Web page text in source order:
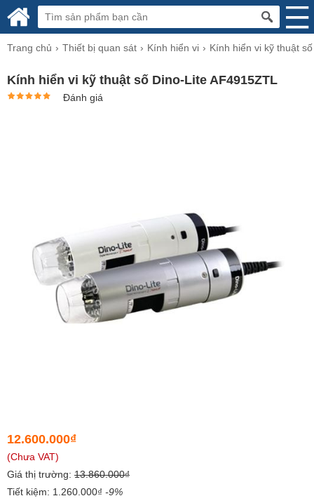
Trang chủ Thiết bị quan sát Kính hiển vi Kính hiển vi kỹ thuật số
Kính hiển vi kỹ thuật số Dino-Lite AF4915ZTL
Đánh giá
12.600.000₫
(Chưa VAT)
Giá thị trường: 13.860.000₫
Tiết kiệm: 1.260.000₫ -9%